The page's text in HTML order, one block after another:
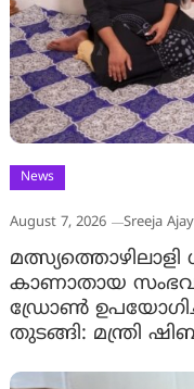
News
August 7, 2026 Sreeja Ajay
കാണാതായ
ഡ്രോണ്‍
തുടങ്ങി: മന്ത്രി